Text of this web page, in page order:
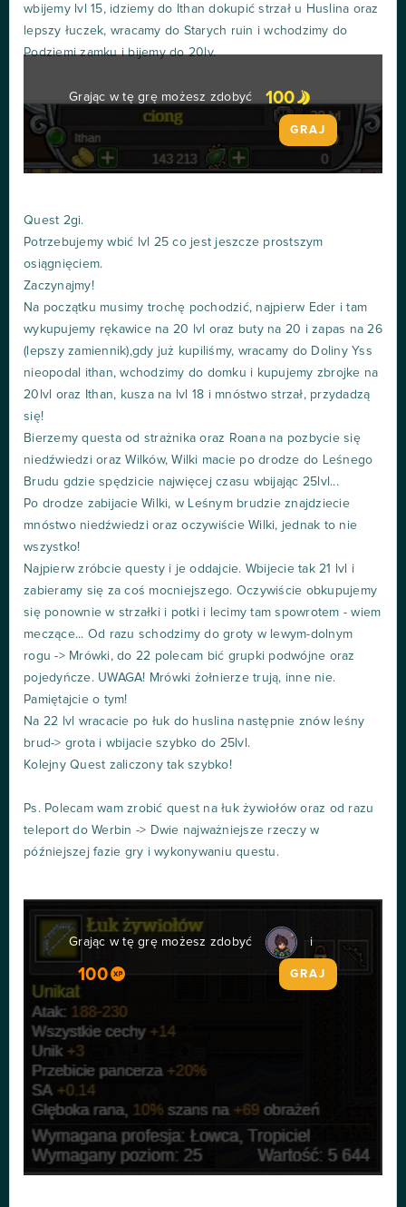
wbijemy lvl 15, idziemy do Ithan dokupić strzał u Huslina oraz
lepszy łuczek, wracamy do Starych ruin i wchodzimy do
Podziemi zamku i bijemy do 20lv.
Grając w tę grę możesz zdobyć 100
GRAJ
Quest 2gi.
Potrzebujemy wbić lvl 25 co jest jeszcze prostszym
osiągnięciem.
Zaczynajmy!
Na początku musimy trochę pochodzić, najpierw Eder i tam
wykupujemy rękawice na 20 lvl oraz buty na 20 i zapas na 26
(lepszy zamiennik),gdy już kupiliśmy, wracamy do Doliny Yss
nieopodal ithan, wchodzimy do domku i kupujemy zbrojke na
20lvl oraz Ithan, kusza na lvl 18 i mnóstwo strzał, przydadzą
się!
Bierzemy questa od strażnika oraz Roana na pozbycie się
niedźwiedzi oraz Wilków, Wilki macie po drodze do Leśnego
Brudu gdzie spędzicie najwięcej czasu wbijając 25lvl...
Po drodze zabijacie Wilki, w Leśnym brudzie znajdziecie
mnóstwo niedźwiedzi oraz oczywiście Wilki, jednak to nie
wszystko!
Najpierw zróbcie questy i je oddajcie. Wbijecie tak 21 lvl i
zabieramy się za coś mocniejszego. Oczywiście obkupujemy
się ponownie w strzałki i potki i lecimy tam spowrotem - wiem
meczące... Od razu schodzimy do groty w lewym-dolnym
rogu -> Mrówki, do 22 polecam bić grupki podwójne oraz
pojedyńcze. UWAGA! Mrówki żołnierze trują, inne nie.
Pamiętajcie o tym!
Na 22 lvl wracacie po łuk do huslina następnie znów leśny
brud-> grota i wbijacie szybko do 25lvl.
Kolejny Quest zaliczony tak szybko!
Ps. Polecam wam zrobić quest na łuk żywiołów oraz od razu
teleport do Werbin -> Dwie najważniejsze rzeczy w
późniejszej fazie gry i wykonywaniu questu.
Grając w tę grę możesz zdobyć i
100 GRAJ